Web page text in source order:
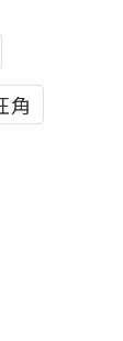
角